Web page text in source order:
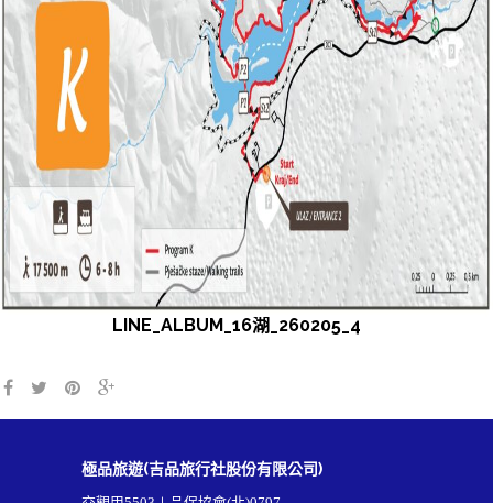
LINE_ALBUM_16湖_260205_4
極品旅遊(吉品旅行社股份有限公司)